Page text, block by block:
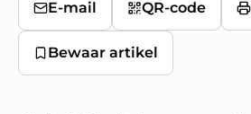
E-mail QR-code
Bewaar artikel